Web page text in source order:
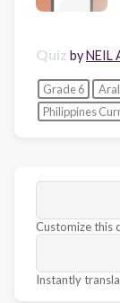
Quiz byNEIL
Grade 6
Philippines
Customize this
Instantly